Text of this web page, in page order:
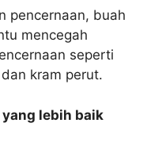
pencernaan, buah
mencegah
seperti
kram perut.
lebih baik